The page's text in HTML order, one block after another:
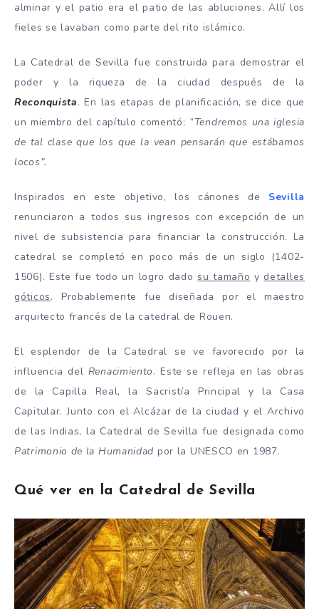
alminar y el patio era el patio de las abluciones. Allí los
fieles se lavaban como parte del rito islámico.
La Catedral de Sevilla fue construida para demostrar el
poder y la riqueza de la ciudad después de la
Reconquista. En las etapas de planificación, se dice que
un miembro del capítulo comentó: “Tendremos una iglesia
de tal clase que los que la vean pensarán que estábamos
locos”.
Inspirados en este objetivo, los cánones de Sevilla
renunciaron a todos sus ingresos con excepción de un
nivel de subsistencia para financiar la construcción. La
catedral se completó en poco más de un siglo (1402-
1506). Este fue todo un logro dadosu tamaño y detalles
góticos. Probablemente fue diseñada por el maestro
arquitecto francés de la catedral de Rouen.
El esplendor de la Catedral se ve favorecido por la
influencia del Renacimiento. Este se refleja en las obras
de la Capilla Real, la Sacristía Principal y la Casa
Capitular. Junto con el Alcázar de la ciudad y el Archivo
de las Indias, la Catedral de Sevilla fue designada como
Patrimonio de la Humanidad por la UNESCO en 1987.
Qué ver en la Catedral de Sevilla